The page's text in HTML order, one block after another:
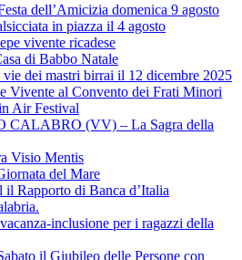
dell’Amicizia domenica 9 agosto
in piazza il 4 agosto
vivente ricadese
di Babbo Natale
dei mastri birrai il 12 dicembre 2025
Vivente al Convento dei Frati Minori
Air Festival
CALABRO (VV) – La Sagra della
Visio Mentis
del Mare
Rapporto di Banca d’Italia
inclusione per i ragazzi della
il Giubileo delle Persone con